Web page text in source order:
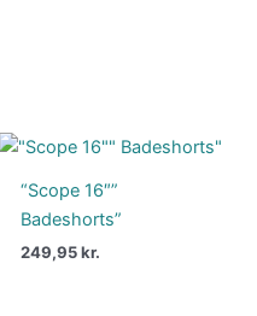
“Scope 16″”
Badeshorts”
249,95kr.